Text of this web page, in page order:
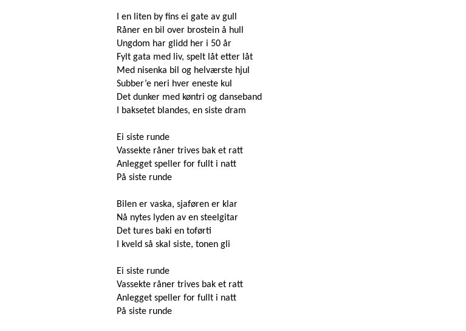
I en liten by fins ei gate av gull
Råner en bil over brostein å hull
Ungdom har glidd her i 50 år
Fylt gata med liv, spelt låt etter låt
Med nisenka bil og helværste hjul
Subber’e neri hver eneste kul
Det dunker med køntri og danseband
I baksetet blandes, en siste dram
Ei siste runde
Vassekte råner trives bak et ratt
Anlegget speller for fullt i natt
På siste runde
Bilen er vaska, sjaføren er klar
Nå nytes lyden av en steelgitar
Det tures baki en toførti
I kveld så skal siste, tonen gli
Ei siste runde
Vassekte råner trives bak et ratt
Anlegget speller for fullt i natt
På siste runde